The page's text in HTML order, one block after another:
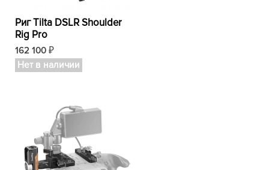
Риг Tilta DSLR Shoulder
Rig Pro
162 100 ₽
Нет в наличии